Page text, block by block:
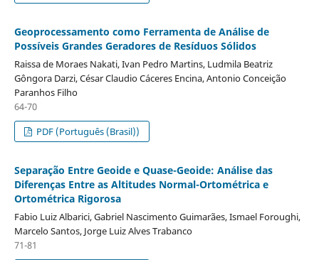
Geoprocessamento como Ferramenta de Análise de
Possíveis Grandes Geradores de Resíduos Sólidos
Raissa de Moraes Nakati, Ivan Pedro Martins, Ludmila Beatriz
Gôngora Darzi, César Claudio Cáceres Encina, Antonio Conceição
Paranhos Filho
64-70
PDF (Português (Brasil))
Separação Entre Geoide e Quase-Geoide: Análise das
Diferenças Entre as Altitudes Normal-Ortométrica e
Ortométrica Rigorosa
Fabio Luiz Albarici, Gabriel Nascimento Guimarães, Ismael Foroughi,
Marcelo Santos, Jorge Luiz Alves Trabanco
71-81